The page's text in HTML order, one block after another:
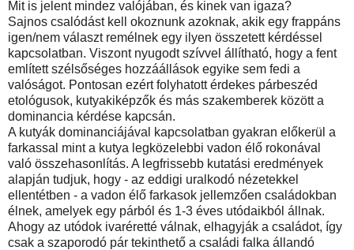
Mit is jelent mindez valójában, és kinek van igaza?
Sajnos csalódást kell okoznunk azoknak, akik egy frappáns
igen/nem választ remélnek egy ilyen összetett kérdéssel
kapcsolatban. Viszont nyugodt szívvel állítható, hogy a fent
említett szélsőséges hozzáállások egyike sem fedi a
valóságot. Pontosan ezért folyhatott érdekes párbeszéd
etológusok, kutyakiképzők és más szakemberek között a
dominancia kérdése kapcsán.
A kutyák dominanciájával kapcsolatban gyakran előkerül a
farkassal mint a kutya legközelebbi vadon élő rokonával
való összehasonlítás. A legfrissebb kutatási eredmények
alapján tudjuk, hogy - az eddigi uralkodó nézetekkel
ellentétben - a vadon élő farkasok jellemzően családokban
élnek, amelyek egy párból és 1-3 éves utódaikból állnak.
Ahogy az utódok ivaréretté válnak, elhagyják a családot, így
csak a szaporodó pár tekinthető a családi falka állandó